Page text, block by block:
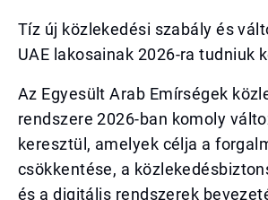
Tíz új közlekedési szabály és
UAE lakosainak 2026-ra tudniuk
Az Egyesült Arab Emírségek
rendszere 2026-ban komoly
keresztül, amelyek célja a
csökkentése, a
és a digitális rendszerek